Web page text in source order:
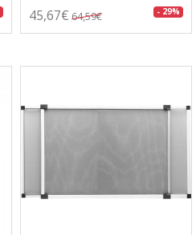
45,67€ 64,59€ - 29%